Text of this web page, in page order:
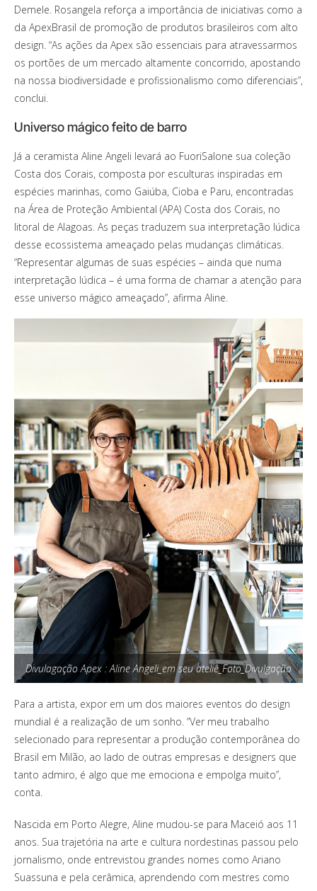
Demele. Rosangela reforça a importância de iniciativas como a
da ApexBrasil de promoção de produtos brasileiros com alto
design. “As ações da Apex são essenciais para atravessarmos
os portões de um mercado altamente concorrido, apostando
na nossa biodiversidade e profissionalismo como diferenciais”,
conclui.
Universo mágico feito de barro
Já a ceramista Aline Angeli levará ao FuoriSalone sua coleção
Costa dos Corais, composta por esculturas inspiradas em
espécies marinhas, como Gaiúba, Cioba e Paru, encontradas
na Área de Proteção Ambiental (APA) Costa dos Corais, no
litoral de Alagoas. As peças traduzem sua interpretação lúdica
desse ecossistema ameaçado pelas mudanças climáticas.
“Representar algumas de suas espécies – ainda que numa
interpretação lúdica – é uma forma de chamar a atenção para
esse universo mágico ameaçado”, afirma Aline.
Divulagação Apex : Aline Angeli_em seu ateliê_Foto_Divulgação
Para a artista, expor em um dos maiores eventos do design
mundial é a realização de um sonho. “Ver meu trabalho
selecionado para representar a produção contemporânea do
Brasil em Milão, ao lado de outras empresas e designers que
tanto admiro, é algo que me emociona e empolga muito”,
conta.
Nascida em Porto Alegre, Aline mudou-se para Maceió aos 11
anos. Sua trajetória na arte e cultura nordestinas passou pelo
jornalismo, onde entrevistou grandes nomes como Ariano
Suassuna e pela cerâmica, aprendendo com mestres como